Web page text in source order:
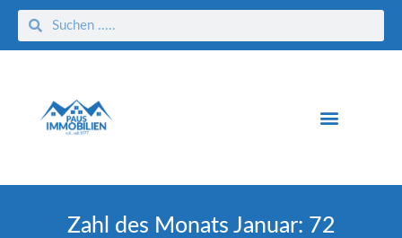
Zahl des Monats Januar: 72